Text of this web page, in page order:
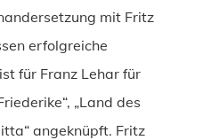
mit Fritz
erfolgreiche
für Franz Lehar für
„Land des
angeknüpft. Fritz